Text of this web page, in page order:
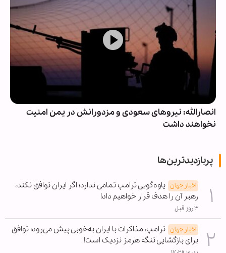
انصارالله: نیروهای سعودی و مزدورانش در یمن امنیت
نخواهند داشت
پربازدیدترین‌ها
اخبار جهان یاوه‌گویی ترامپ تمامی ندارد؛ اگر ایران توافق نکند،
رهبر آن را هدف قرار خواهیم داد!
۳ روز قبل
اخبار جهان ترامپ: مذاکرات با ایران به‌خوبی پیش می‌رود؛ توافق
برای بازگشایی تنگه هرمز نزدیک است!